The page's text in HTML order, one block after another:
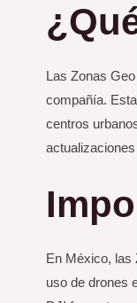
Las Zonas
compañía.
centros
En México, las
uso de drones